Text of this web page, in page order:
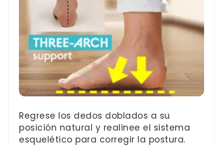
Regrese los dedos doblados a su
posición natural y realinee el sistema
esquelético para corregir la postura.